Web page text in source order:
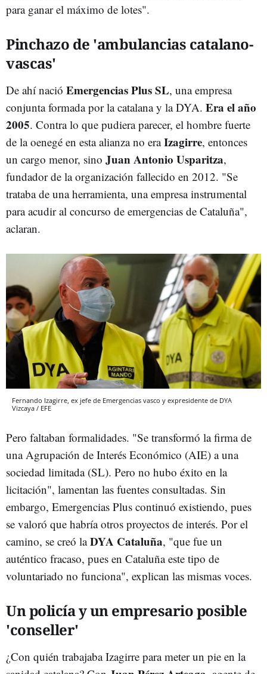
para ganar el máximo de lotes".
Pinchazo de 'ambulancias catalano-
vascas'
De ahí nació Emergencias Plus SL, una empresa
conjunta formada por la catalana y la DYA. Era el año
2005. Contra lo que pudiera parecer, el hombre fuerte
de la oenegé en esta alianza no eraIzagirre, entonces
un cargo menor, sino Juan Antonio Usparitza,
fundador de la organización fallecido en 2012. "Se
trataba de una herramienta, una empresa instrumental
para acudir al concurso de emergencias de Cataluña",
aclaran.
Fernando Izagirre, ex jefe de Emergencias vasco y expresidente de DYA
Vizcaya / EFE
Pero faltaban formalidades. "Se transformó la firma de
una Agrupación de Interés Económico (AIE) a una
sociedad limitada (SL). Pero no hubo éxito en la
licitación", lamentan las fuentes consultadas. Sin
embargo, Emergencias Plus continuó existiendo, pues
se valoró que habría otros proyectos de interés. Por el
camino, se creó laDYA Cataluña, "que fue un
auténtico fracaso, pues en Cataluña este tipo de
voluntariado no funciona", explican las mismas voces.
Un policía y un empresario posible
'conseller'
¿Con quién trabajaba Izagirre para meter un pie en la